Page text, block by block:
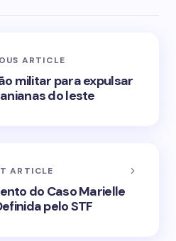
ARTICLE
militar para expulsar
do leste
ARTICLE
do Caso Marielle
pelo STF